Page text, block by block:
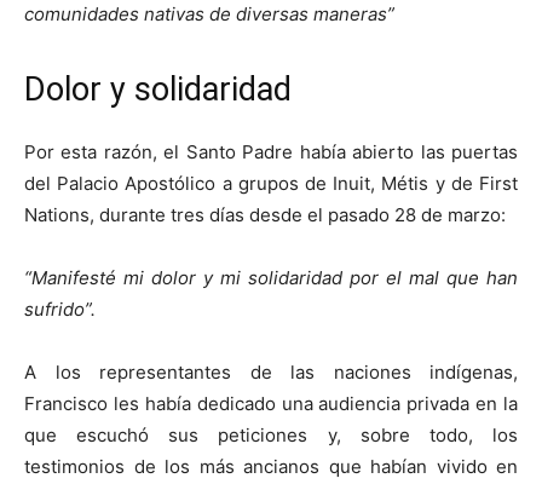
comunidades nativas de diversas maneras”
Dolor y solidaridad
Por esta razón, el Santo Padre había abierto las puertas
del Palacio Apostólico a grupos de Inuit, Métis y de First
Nations, durante tres días desde el pasado 28 de marzo:
“Manifesté mi dolor y mi solidaridad por el mal que han
sufrido”.
A los representantes de las naciones indígenas,
Francisco les había dedicado una audiencia privada en la
que escuchó sus peticiones y, sobre todo, los
testimonios de los más ancianos que habían vivido en